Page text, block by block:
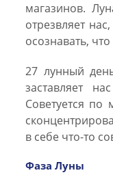
магазинов.
отрезвляет
осознавать,
27 лунный
заставляет
Советуется
в себе что-то
Фаза Луны